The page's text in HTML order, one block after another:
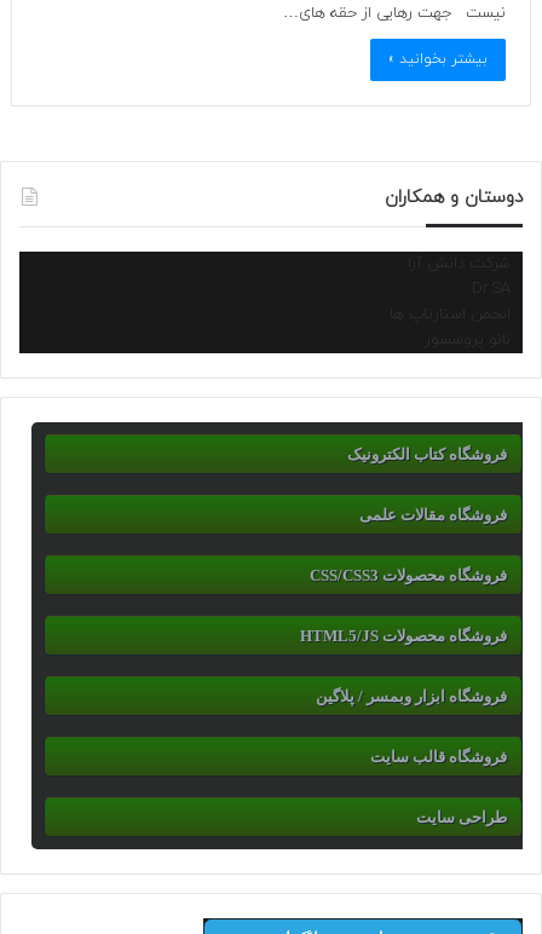
نیست جهت رهایی از حقه های…
بیشتر بخوانید »
دوستان و همکاران
شرکت دانش آرا
انجمن استارتاپ ها
نانو پروسسور
فروشگاه کتاب الکترونیک
فروشگاه مقالات علمی
فروشگاه محصولات CSS/CSS3
فروشگاه محصولات HTML5/JS
فروشگاه ابزار وبمسر / پلاگین
فروشگاه قالب سایت
طراحی سایت